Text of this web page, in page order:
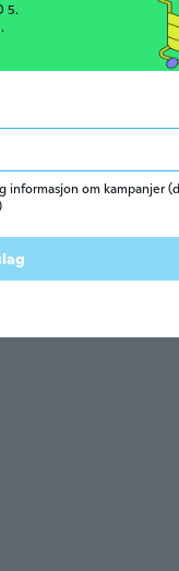
5.
om kampanjer